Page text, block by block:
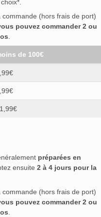
(hors frais de port)
pouvez commander 2 ou
.
de 100€
préparées en
ensuite 2 à 4 jours pour la
(hors frais de port)
pouvez commander 2 ou
.